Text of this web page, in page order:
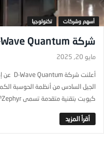
أسهم وشركات تكنولوجيا
شركة D-Wave Quantum تنتج جهاز كمومي جديد
مايو 20, 2025
كيوبت بتقنية متقدمة تسمى Zephyr™ تتيح ...